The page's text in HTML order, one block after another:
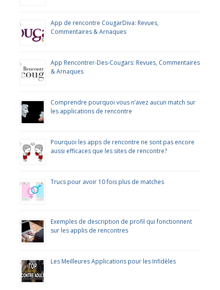
App de rencontre CougarDiva: Revues,
Commentaires & Arnaques
App Rencontrer-Des-Cougars: Revues, Commentaires
& Arnaques
Comprendre pourquoi vous n’avez aucun match sur
les applications de rencontre
Pourquoi les apps de rencontre ne sont pas encore
aussi efficaces que les sites de rencontre?
Trucs pour avoir 10 fois plus de matches
Exemples de description de profil qui fonctionnent
sur les applis de rencontres
Les Meilleures Applications pour les Infidèles